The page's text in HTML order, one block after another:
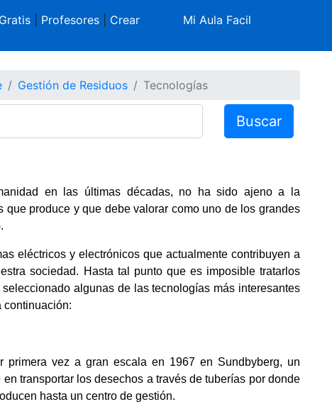
| Profesores| Crear
Mi Aula Facil
Gestión de Residuos Tecnologías
Buscar
en las últimas décadas, no ha sido ajeno a la
produce y que debe valorar como uno de los grandes
eléctricos y electrónicos que actualmente contribuyen a
sociedad. Hasta tal punto que es imposible tratarlos
algunas de las tecnologías más interesantes
continuación:
vez a gran escala en 1967 en Sundbyberg, un
transportar los desechos a través de tuberías por donde
hasta un centro de gestión.